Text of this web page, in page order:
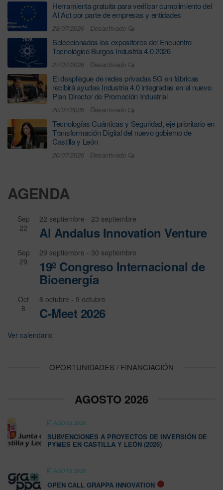
Herramienta gratuita para verificar cumplimiento del
AI Act por parte de empresas y entidades
28/07/2026 Desactivado
Seleccionados los expositores del Encuentro
Tecnológico Burgos Industria 4.0 2026
27/07/2026 Desactivado
El despliegue de redes privadas 5G en fábricas
recibirá ayudas Industria 4.0 integradas en el nuevo
Plan Director de Promoción Industrial
20/07/2026 Desactivado
Tecnologías Cuánticas y Seguridad, eje prioritario en
Transformación Digital del nuevo gobierno de
Castilla y León
20/07/2026 Desactivado
AGENDA
Sep
22
22 septiembre - 23 septiembre
Al Andalus Innovation Venture
Sep
29
29 septiembre - 30 septiembre
19º Congreso Internacional de
Bioenergía
Oct
8
8 octubre - 9 octubre
C-Meet 2026
Ver calendario
OPORTUNIDADES / FINANCIACIÓN
AGOSTO 2026
AGO 09 2026
SUBVENCIONES A PROYECTOS DE INVERSIÓN DE
PYMES EN CASTILLA Y LEÓN (2026)
AGO 09 2026
OPEN CALL GRAPPA INNOVATION